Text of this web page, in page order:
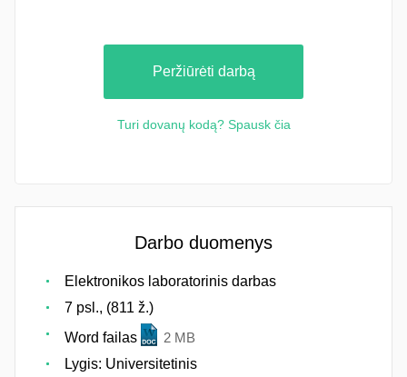
Peržiūrėti darbą
Turi dovanų kodą? Spausk čia
Darbo duomenys
Elektronikos laboratorinis darbas
7 psl., (811 ž.)
Word failas
2 MB
Lygis: Universitetinis